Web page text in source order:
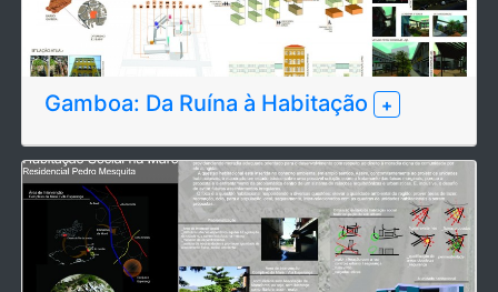
Gamboa: Da Ruína à Habitação +